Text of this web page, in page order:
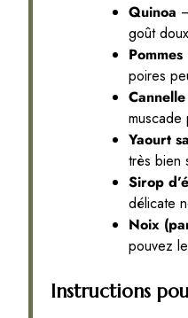
Quinoa
goût
Pommes
poires
Cannelle
muscade
Yaourt
très bien
Sirop
délicate
Noix
pouvez
Instructions